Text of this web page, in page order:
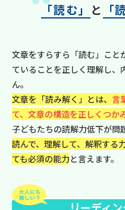
「読む」 と 「
文章をすらすら「読む」こと
ていることを正しく理解し、
ん。
文章を「読み解く」とは、 言
て、文章の構造を正しくつか
子どもたちの読解力低下が問
読んで、理解して、解釈する
ても必須の能力と言えます。